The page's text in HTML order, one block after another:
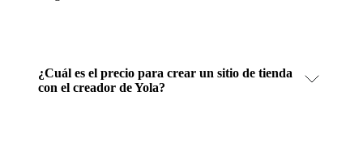
¿Cuál es el precio para crear un sitio de tienda
con el creador de Yola?